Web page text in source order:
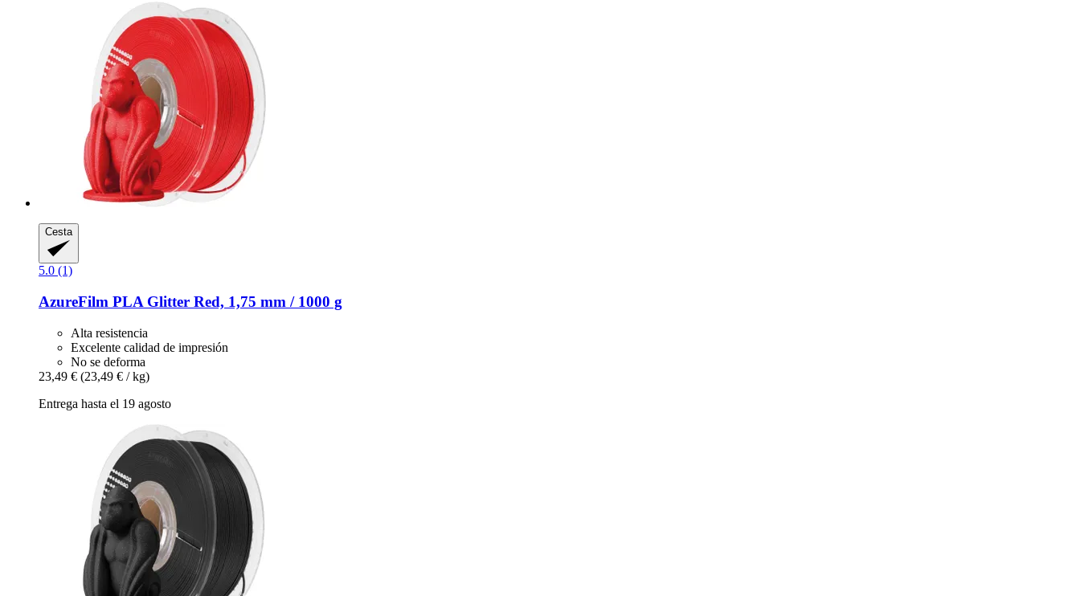
Cesta
5.0 (1)
AzureFilm PLA Glitter Red, 1,75 mm / 1000 g
Alta resistencia
Excelente calidad de impresión
No se deforma
23,49 € (23,49 € / kg)
Entrega hasta el 19 agosto